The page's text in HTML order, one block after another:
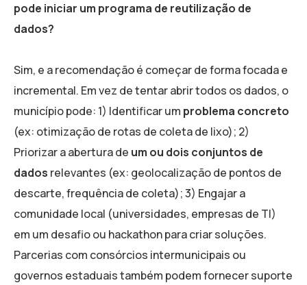
pode iniciar um programa de reutilização de
dados?
Sim, e a recomendação é começar de forma focada e
incremental. Em vez de tentar abrir todos os dados, o
município pode: 1) Identificar um problema concreto
(ex: otimização de rotas de coleta de lixo); 2)
Priorizar a abertura de um ou dois conjuntos de
dados relevantes (ex: geolocalização de pontos de
descarte, frequência de coleta); 3) Engajar a
comunidade local (universidades, empresas de TI)
em um desafio ou hackathon para criar soluções.
Parcerias com consórcios intermunicipais ou
governos estaduais também podem fornecer suporte